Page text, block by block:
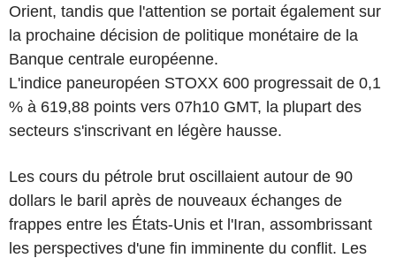
Orient, tandis que l'attention se portait également sur
la prochaine décision de politique monétaire de la
Banque centrale européenne.
L'indice paneuropéen STOXX 600 progressait de 0,1
% à 619,88 points vers 07h10 GMT, la plupart des
secteurs s'inscrivant en légère hausse.
Les cours du pétrole brut oscillaient autour de 90
dollars le baril après de nouveaux échanges de
frappes entre les États-Unis et l'Iran, assombrissant
les perspectives d'une fin imminente du conflit. Les